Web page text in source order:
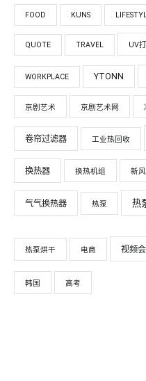
FOOD KUNS
QUOTE TRAVEL UV
WORKPLACE YTONN
京剧艺术 京剧艺术网
卷帘过滤器 工业热回收
换热器 换热机组 新风
气气换热器 热泵 热
热泵烘干 电商 视频
韩国 高考